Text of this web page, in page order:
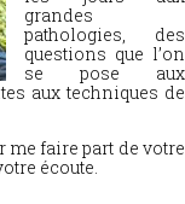
grandes
pathologies, des
questions que l’on
se pose aux
aux techniques de
me faire part de votre
écoute.